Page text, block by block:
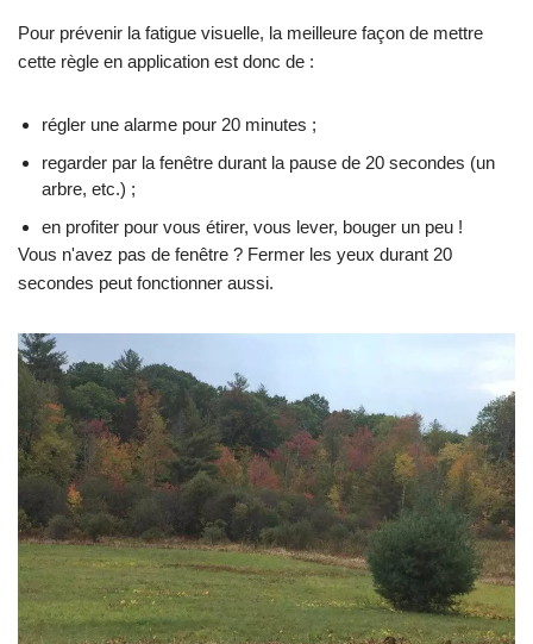
Pour prévenir la fatigue visuelle, la meilleure façon de mettre
cette règle en application est donc de :
régler une alarme pour 20 minutes ;
regarder par la fenêtre durant la pause de 20 secondes (un
arbre, etc.) ;
en profiter pour vous étirer, vous lever, bouger un peu !
Vous n'avez pas de fenêtre ? Fermer les yeux durant 20
secondes peut fonctionner aussi.